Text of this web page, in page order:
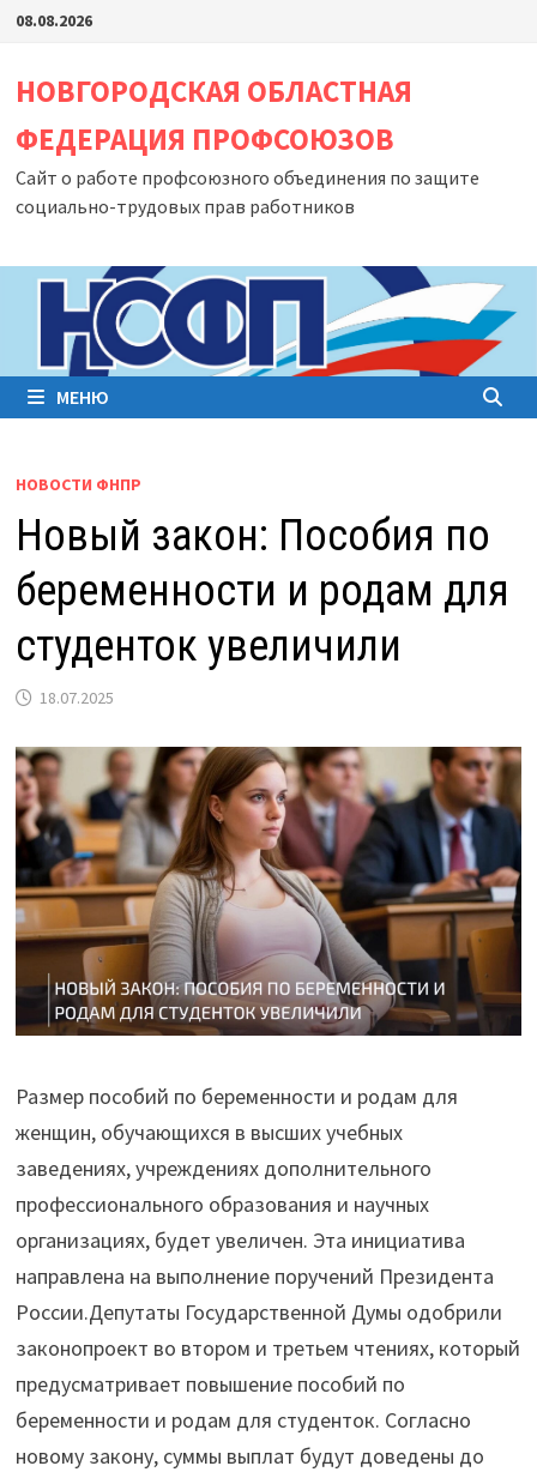
Перейти
содержимому
08.08.2026
НОВГОРОДСКАЯ ОБЛАСТНАЯ
ФЕДЕРАЦИЯ ПРОФСОЮЗОВ
Сайт о работе профсоюзного объединения по защите
социально-трудовых прав работников
МЕНЮ
НОВОСТИ ФНПР
Новый закон: Пособия по
беременности и родам для
студенток увеличили
18.07.2025
Размер пособий по беременности и родам для
женщин, обучающихся в высших учебных
заведениях, учреждениях дополнительного
профессионального образования и научных
организациях, будет увеличен. Эта инициатива
направлена на выполнение поручений Президента
России.Депутаты Государственной Думы одобрили
законопроект во втором и третьем чтениях, который
предусматривает повышение пособий по
беременности и родам для студенток. Согласно
новому закону, суммы выплат будут доведены до